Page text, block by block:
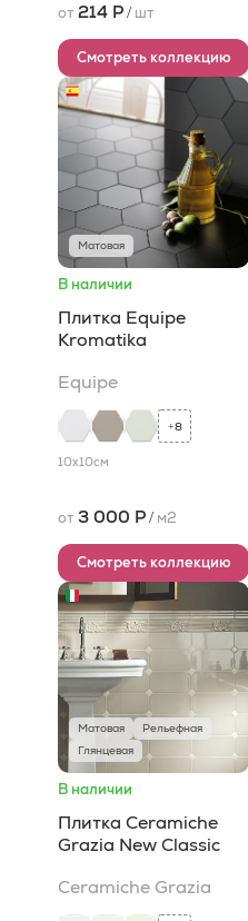
от 214 Р/ шт
Смотреть коллекцию
Матовая
В наличии
Плитка Equipe
Kromatika
Equipe
+8
10x10см
от 3 000 Р/ м2
Смотреть коллекцию
Матовая
Рельефная
Глянцевая
В наличии
Плитка Ceramiche
Grazia New Classic
Ceramiche Grazia